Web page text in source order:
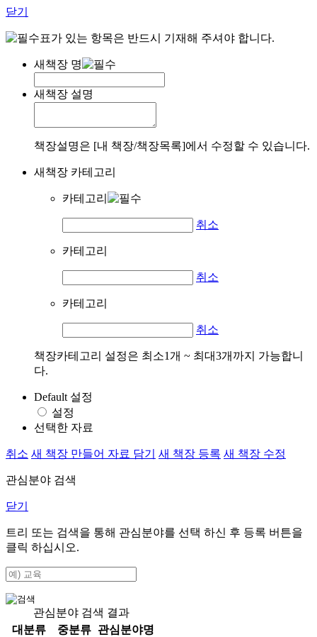
닫기
표가 있는 항목은 반드시 기재해 주셔야 합니다.
새책장 명
새책장 설명
책장설명은 [내 책장/책장목록]에서 수정할 수 있습니다.
새책장 카테고리
카테고리
취소
카테고리
취소
카테고리
취소
책장카테고리 설정은 최소1개 ~ 최대3개까지 가능합니
다.
Default 설정
설정
선택한 자료
취소 새 책장 만들어 자료 담기 새 책장 등록 새 책장 수정
관심분야 검색
닫기
트리 또는 검색을 통해 관심분야를 선택 하신 후 등록 버튼을
클릭 하십시오.
관심분야 검색 결과
대분류
중분류
관심분야명